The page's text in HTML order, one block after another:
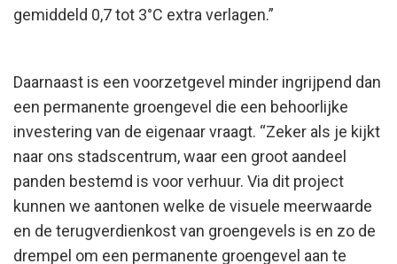
gemiddeld 0,7 tot 3°C extra verlagen.”
Daarnaast is een voorzetgevel minder ingrijpend dan
een permanente groengevel die een behoorlijke
investering van de eigenaar vraagt. “Zeker als je kijkt
naar ons stadscentrum, waar een groot aandeel
panden bestemd is voor verhuur. Via dit project
kunnen we aantonen welke de visuele meerwaarde
en de terugverdienkost van groengevels is en zo de
drempel om een permanente groengevel aan te